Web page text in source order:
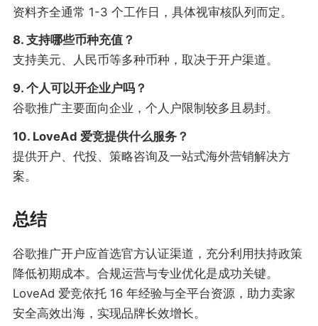
资料齐全通常 1-3 个工作日，具体视审核队列而定。
8. 支持哪些币种充值？
支持美元、人民币等多种币种，取决于开户渠道。
9. 个人可以开企业户吗？
谷歌推广主要面向企业，个人户限制较多且易封。
10. LoveAd 爱竞提供什么服务？
提供开户、代投、策略咨询及一站式海外营销解决方
案。
总结
谷歌推广开户应首选官方认证渠道，充分利用扶持政策
降低初期成本。合规运营与专业优化是成功关键。
LoveAd 爱竞依托 16 年经验与全平台资源，助力卖家
安全高效出海，实现品牌长效增长。